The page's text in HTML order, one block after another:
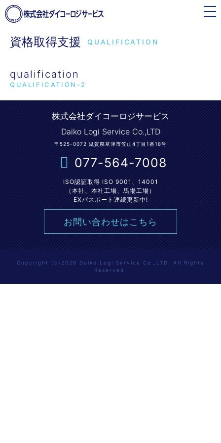
toggle
navigation
資格取得支援 QUALIFICATION
qualification
QUALIFICATION-2
株式会社ダイコーロジサービス
Daiko Logi Service Co.,LTD
〒525-0072 滋賀県草津市笠山4丁目1番18号
077-564-7008
ISO認証取得 ISO 9001、14001
（本社、本社工場、馬場工場）
EXパスポート連続更新中!
お問い合わせはこちら
Copyright (c)2026 Daiko Logi Service Co.,LTD, All Rights
Reserved.